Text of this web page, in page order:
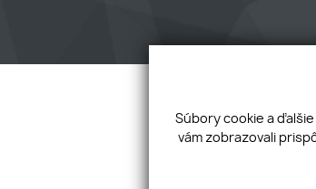
Súbory cookie a
vám zobrazovali